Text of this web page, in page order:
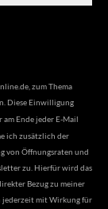
zum Thema
Diese Einwilligung
am Ende jeder E-Mail
ich zusätzlich der
von Öffnungsraten und
zu. Hierfür wird das
Bezug zu meiner
jederzeit mit Wirkung für